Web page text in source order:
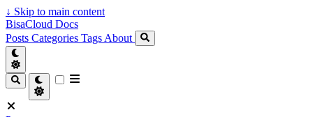
↓ Skip to main content
BisaCloud Docs
Posts Categories Tags About